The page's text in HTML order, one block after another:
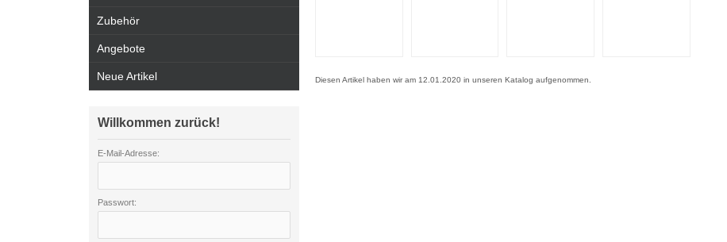
Diesen Artikel haben wir am 12.01.2020 in unseren Katalog aufgenommen.
Zubehör
Angebote
Neue Artikel
Willkommen zurück!
E-Mail-Adresse:
Passwort: